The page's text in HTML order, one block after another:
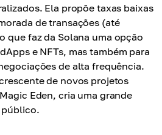
Ela propõe taxas baixas
de transações (até
que faz da Solana uma opção
e NFTs, mas também para
de alta frequência.
de novos projetos
Eden, cria uma grande
público.